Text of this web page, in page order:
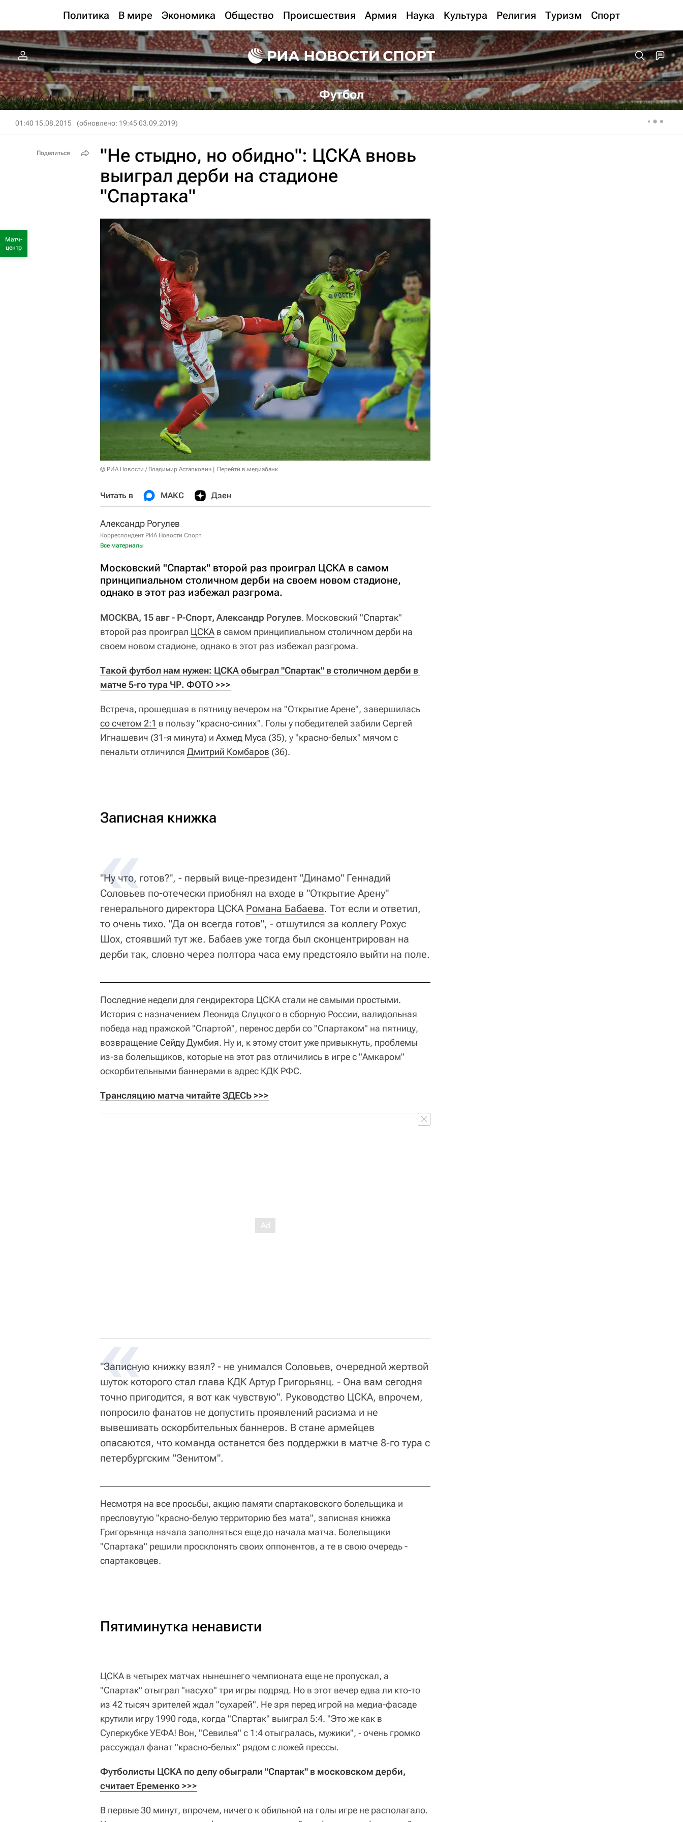
Политика В мире Экономика Общество Происшествия Армия Наука Культура Религия Туризм Спорт
Футбол
01:40 15.08.2015 (обновлено: 19:45 03.09.2019)
"Не стыдно, но обидно": ЦСКА вновь
выиграл дерби на стадионе
"Спартака"
© РИА Новости / Владимир Астапкович Перейти в медиабанк
Читать в МАКС Дзен
Александр Рогулев
Корреспондент РИА Новости Спорт
Все материалы
Московский "Спартак" второй раз проиграл ЦСКА в самом
принципиальном столичном дерби на своем новом стадионе,
однако в этот раз избежал разгрома.
МОСКВА, 15 авг - Р-Спорт, Александр Рогулев. Московский "Спартак"
второй раз проиграл ЦСКА в самом принципиальном столичном дерби на
своем новом стадионе, однако в этот раз избежал разгрома.
Такой футбол нам нужен: ЦСКА обыграл "Спартак" в столичном дерби в
матче 5-го тура ЧР. ФОТО >>>
Встреча, прошедшая в пятницу вечером на "Открытие Арене", завершилась
со счетом 2:1 в пользу "красно-синих". Голы у победителей забили Сергей
Игнашевич (31-я минута) и Ахмед Муса (35), у "красно-белых" мячом с
пенальти отличился Дмитрий Комбаров (36).
Записная книжка
"Ну что, готов?", - первый вице-президент "Динамо" Геннадий
Соловьев по-отечески приобнял на входе в "Открытие Арену"
генерального директора ЦСКА Романа Бабаева. Тот если и ответил,
то очень тихо. "Да он всегда готов", - отшутился за коллегу Рохус
Шох, стоявший тут же. Бабаев уже тогда был сконцентрирован на
дерби так, словно через полтора часа ему предстояло выйти на поле.
Последние недели для гендиректора ЦСКА стали не самыми простыми.
История с назначением Леонида Слуцкого в сборную России, валидольная
победа над пражской "Спартой", перенос дерби со "Спартаком" на пятницу,
возвращение Сейду Думбия. Ну и, к этому стоит уже привыкнуть, проблемы
из-за болельщиков, которые на этот раз отличились в игре с "Амкаром"
оскорбительными баннерами в адрес КДК РФС.
Трансляцию матча читайте ЗДЕСЬ >>>
"Записную книжку взял? - не унимался Соловьев, очередной жертвой
шуток которого стал глава КДК Артур Григорьянц. - Она вам сегодня
точно пригодится, я вот как чувствую". Руководство ЦСКА, впрочем,
попросило фанатов не допустить проявлений расизма и не
вывешивать оскорбительных баннеров. В стане армейцев
опасаются, что команда останется без поддержки в матче 8-го тура с
петербургским "Зенитом".
Несмотря на все просьбы, акцию памяти спартаковского болельщика и
пресловутую "красно-белую территорию без мата", записная книжка
Григорьянца начала заполняться еще до начала матча. Болельщики
"Спартака" решили просклонять своих оппонентов, а те в свою очередь -
спартаковцев.
Пятиминутка ненависти
ЦСКА в четырех матчах нынешнего чемпионата еще не пропускал, а
"Спартак" отыграл "насухо" три игры подряд. Но в этот вечер едва ли кто-то
из 42 тысяч зрителей ждал "сухарей". Не зря перед игрой на медиа-фасаде
крутили игру 1990 года, когда "Спартак" выиграл 5:4. "Это же как в
Суперкубке УЕФА! Вон, "Севилья" с 1:4 отыгралась, мужики", - очень громко
рассуждал фанат "красно-белых" рядом с ложей прессы.
Футболисты ЦСКА по делу обыграли "Спартак" в московском дерби,
считает Еременко >>>
В первые 30 минут, впрочем, ничего к обильной на голы игре не располагало.
Поделиться
Матч-
центр